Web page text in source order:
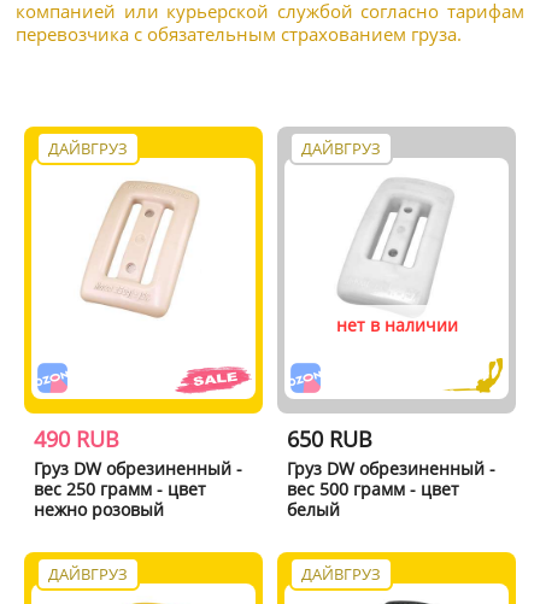
компанией или курьерской службой согласно тарифам
перевозчика с обязательным страхованием груза.
ДАЙВГРУЗ
490 RUB
Груз DW обрезиненный -
вес 250 грамм - цвет
нежно розовый
ДАЙВГРУЗ
нет в наличии
650 RUB
Груз DW обрезиненный -
вес 500 грамм - цвет
белый
ДАЙВГРУЗ ДАЙВГРУЗ